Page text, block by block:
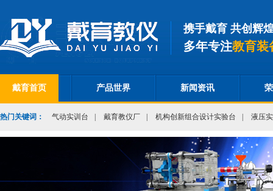
携手戴育 共创辉
多年专注教育装
戴育首页 产品世界 新闻资讯
热门关键词： 气动实训台 戴育教仪厂 机构创新组合设计实验台 液压